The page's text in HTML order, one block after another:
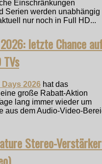
Einschränkungen
Serien werden unabhängig
nur noch in Full HD...
letzte Chance
Days 2026 hat das
große Rabatt-Aktion
lang immer wieder um
aus dem Audio-Video-
Stereo-